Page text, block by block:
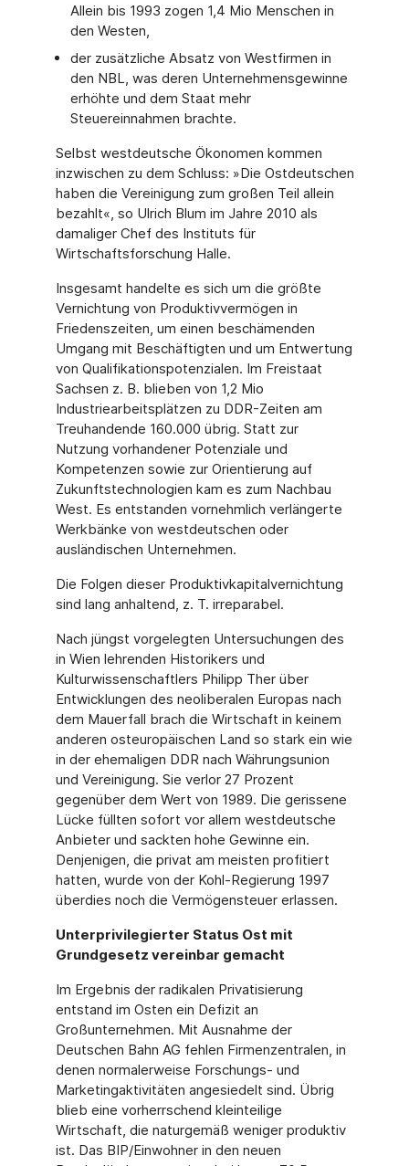
Allein bis 1993 zogen 1,4 Mio Menschen in
den Westen,
der zusätzliche Absatz von Westfirmen in
den NBL, was deren Unternehmensgewinne
erhöhte und dem Staat mehr
Steuereinnahmen brachte.
Selbst westdeutsche Ökonomen kommen
inzwischen zu dem Schluss: »Die Ostdeutschen
haben die Vereinigung zum großen Teil allein
bezahlt«, so Ulrich Blum im Jahre 2010 als
damaliger Chef des Instituts für
Wirtschaftsforschung Halle.
Insgesamt handelte es sich um die größte
Vernichtung von Produktivvermögen in
Friedenszeiten, um einen beschämenden
Umgang mit Beschäftigten und um Entwertung
von Qualifikationspotenzialen. Im Freistaat
Sachsen z. B. blieben von 1,2 Mio
Industriearbeitsplätzen zu DDR-Zeiten am
Treuhandende 160.000 übrig. Statt zur
Nutzung vorhandener Potenziale und
Kompetenzen sowie zur Orientierung auf
Zukunftstechnologien kam es zum Nachbau
West. Es entstanden vornehmlich verlängerte
Werkbänke von westdeutschen oder
ausländischen Unternehmen.
Die Folgen dieser Produktivkapitalvernichtung
sind lang anhaltend, z. T. irreparabel.
Nach jüngst vorgelegten Untersuchungen des
in Wien lehrenden Historikers und
Kulturwissenschaftlers Philipp Ther über
Entwicklungen des neoliberalen Europas nach
dem Mauerfall brach die Wirtschaft in keinem
anderen osteuropäischen Land so stark ein wie
in der ehemaligen DDR nach Währungsunion
und Vereinigung. Sie verlor 27 Prozent
gegenüber dem Wert von 1989. Die gerissene
Lücke füllten sofort vor allem westdeutsche
Anbieter und sackten hohe Gewinne ein.
Denjenigen, die privat am meisten profitiert
hatten, wurde von der Kohl-Regierung 1997
überdies noch die Vermögensteuer erlassen.
Unterprivilegierter Status Ost mit
Grundgesetz vereinbar gemacht
Im Ergebnis der radikalen Privatisierung
entstand im Osten ein Defizit an
Großunternehmen. Mit Ausnahme der
Deutschen Bahn AG fehlen Firmenzentralen, in
denen normalerweise Forschungs- und
Marketingaktivitäten angesiedelt sind. Übrig
blieb eine vorherrschend kleinteilige
Wirtschaft, die naturgemäß weniger produktiv
ist. Das BIP/Einwohner in den neuen